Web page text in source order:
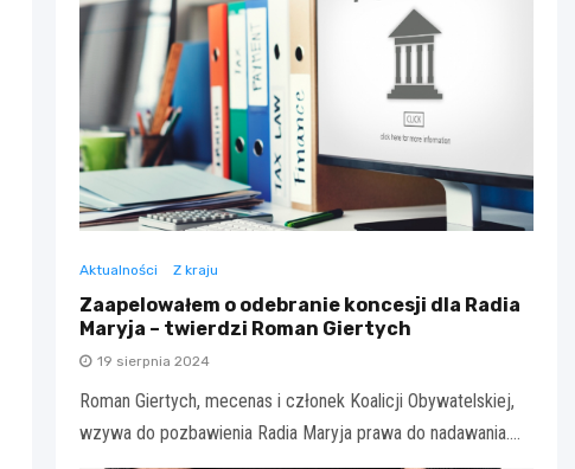
Aktualności Z kraju
Zaapelowałem o odebranie koncesji dla Radia
Maryja – twierdzi Roman Giertych
19 sierpnia 2024
Roman Giertych, mecenas i członek Koalicji Obywatelskiej,
wzywa do pozbawienia Radia Maryja prawa do nadawania.…